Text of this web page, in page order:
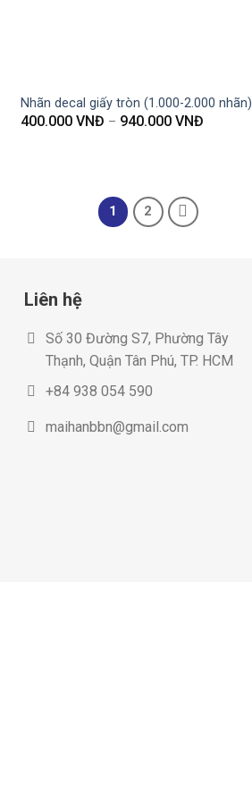
Nhãn decal giấy tròn (1.000-2.000 nhãn)
400.000VNĐ – 940.000VNĐ
1 2
Liên hệ
Số 30 Đường S7, Phường Tây
Thạnh, Quận Tân Phú, TP. HCM
+84 938 054 590
maihanbbn@gmail.com